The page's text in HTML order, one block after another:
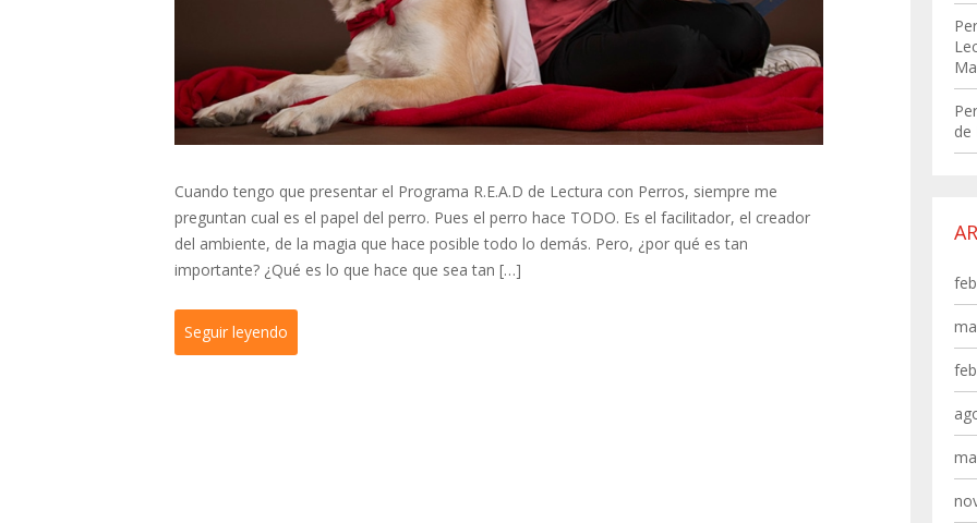
Cuando tengo que presentar el Programa R.E.A.D de Lectura con Perros, siempre me
preguntan cual es el papel del perro. Pues el perro hace TODO. Es el facilitador, el creador
del ambiente, de la magia que hace posible todo lo demás. Pero, ¿por qué es tan
importante? ¿Qué es lo que hace que sea tan […]
Seguir leyendo
de